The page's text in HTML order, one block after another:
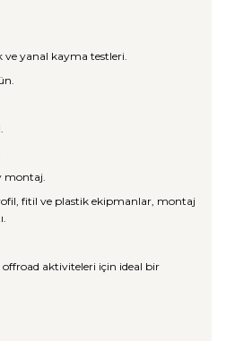
yanal kayma testleri.
montaj.
fitil ve plastik ekipmanlar, montaj
aktiviteleri için ideal bir